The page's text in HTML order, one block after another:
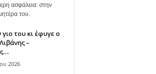
ασφάλεια: στην
του.
του κι έφυγε ο
–
2026